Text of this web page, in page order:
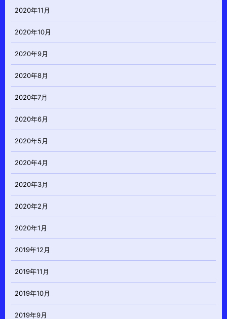
2020年11月
2020年10月
2020年9月
2020年8月
2020年7月
2020年6月
2020年5月
2020年4月
2020年3月
2020年2月
2020年1月
2019年12月
2019年11月
2019年10月
2019年9月